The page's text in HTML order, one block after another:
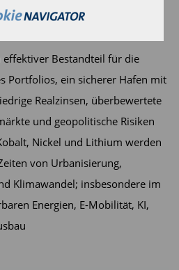
effektiver Bestandteil für die
Portfolios, ein sicherer Hafen mit
Realzinsen, überbewertete
und geopolitische Risiken
Nickel und Lithium werden
von Urbanisierung,
Klimawandel; insbesondere im
Energien, E-Mobilität, KI,